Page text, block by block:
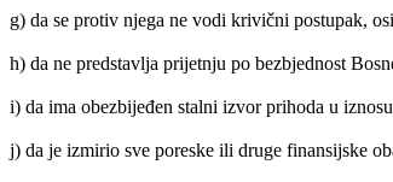
g) da se protiv njega ne vodi krivični postupak,
h) da ne predstavlja prijetnju po bezbjednost
i) da ima obezbijeđen stalni izvor prihoda u
j) da je izmirio sve poreske ili druge finansijske